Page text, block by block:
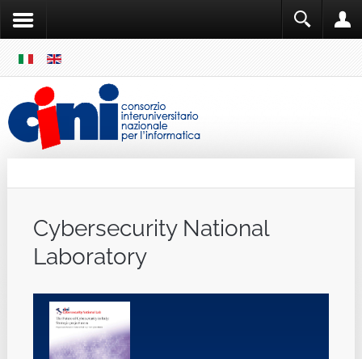
MENU
Cybersecurity National
Laboratory